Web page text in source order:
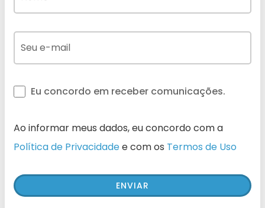
Eu concordo em receber comunicações.
Ao informar meus dados, eu concordo com a
Política de Privacidadee com os Termos de Uso